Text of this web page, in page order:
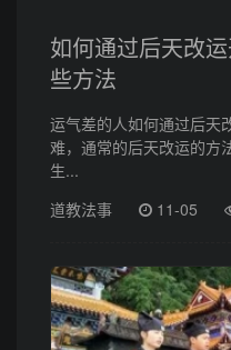
如何通过后天改
些方法
运气差的人如何通过后天
难，通常的后天改运的方
生...
道教法事
11-05